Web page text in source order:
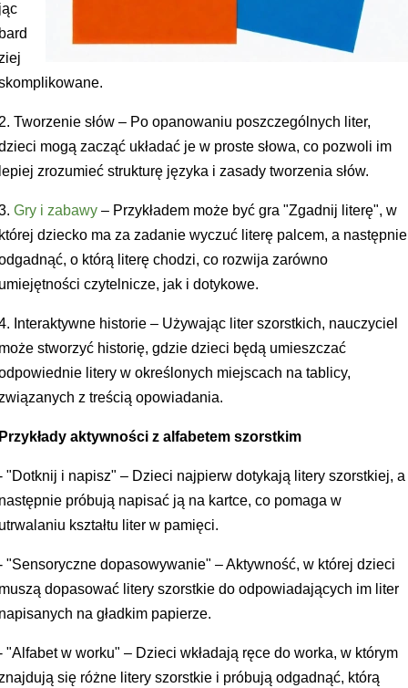
Tworzenie słów – Po opanowaniu poszczególnych liter,
mogą zacząć układać je w proste słowa, co pozwoli im
zrozumieć strukturę języka i zasady tworzenia słów.
Gry i zabawy – Przykładem może być gra "Zgadnij literę", w
dziecko ma za zadanie wyczuć literę palcem, a następnie
o którą literę chodzi, co rozwija zarówno
czytelnicze, jak i dotykowe.
Interaktywne historie – Używając liter szorstkich, nauczyciel
stworzyć historię, gdzie dzieci będą umieszczać
litery w określonych miejscach na tablicy,
z treścią opowiadania.
aktywności z alfabetem szorstkim
"Dotknij i napisz" – Dzieci najpierw dotykają litery szorstkiej, a
próbują napisać ją na kartce, co pomaga w
kształtu liter w pamięci.
"Sensoryczne dopasowywanie" – Aktywność, w której dzieci
dopasować litery szorstkie do odpowiadających im liter
na gładkim papierze.
"Alfabet w worku" – Dzieci wkładają ręce do worka, w którym
się różne litery szorstkie i próbują odgadnąć, którą